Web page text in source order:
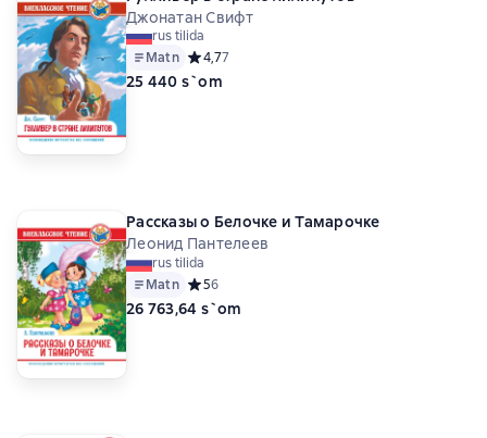
Джонатан Свифт
rus tilida
Matn Средний рейтинг 4,7 на основе 7 оценок
4,77
25 440 s`om
Рассказы о Белочке и Тамарочке
Леонид Пантелеев
rus tilida
Matn Средний рейтинг 5 на основе 6 оценок
56
26 763,64 s`om